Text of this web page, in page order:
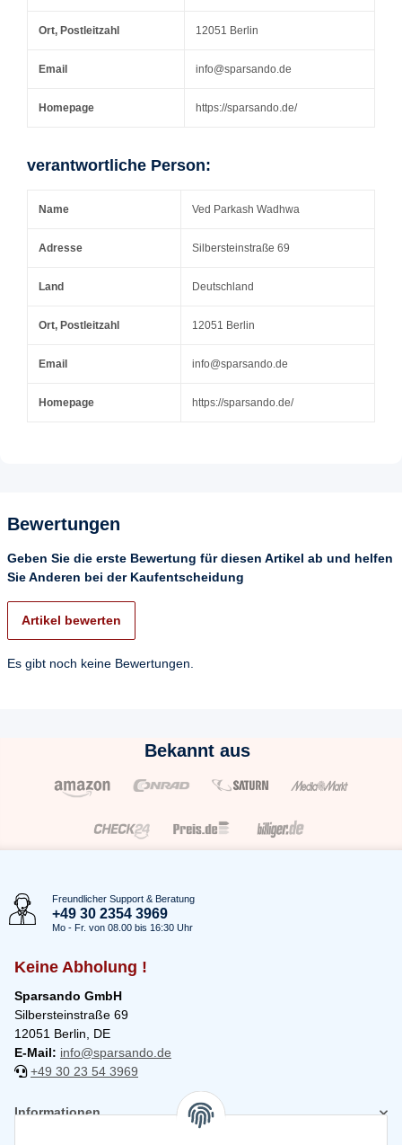
Ort, Postleitzahl 12051 Berlin
Email info@sparsando.de
Homepage https://sparsando.de/
verantwortliche Person:
Name Ved Parkash Wadhwa
Adresse Silbersteinstraße 69
Land Deutschland
Ort, Postleitzahl 12051 Berlin
Email info@sparsando.de
Homepage https://sparsando.de/
Bewertungen
Geben Sie die erste Bewertung für diesen Artikel ab und helfen
Sie Anderen bei der Kaufentscheidung
Artikel bewerten
Es gibt noch keine Bewertungen.
Bekannt aus
Freundlicher Support & Beratung
+49 30 2354 3969
Mo - Fr. von 08.00 bis 16:30 Uhr
Keine Abholung !
Sparsando GmbH
Silbersteinstraße 69
12051 Berlin, DE
E-Mail: info@sparsando.de
+49 30 23 54 3969
Informationen